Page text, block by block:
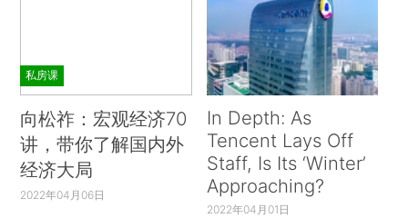
私房课
向松祚：宏观经济70
讲，带你了解国内外
经济大局
2022年04月06日
In Depth: As
Tencent Lays Off
Staff, Is Its ‘Winter’
Approaching?
2022年04月01日